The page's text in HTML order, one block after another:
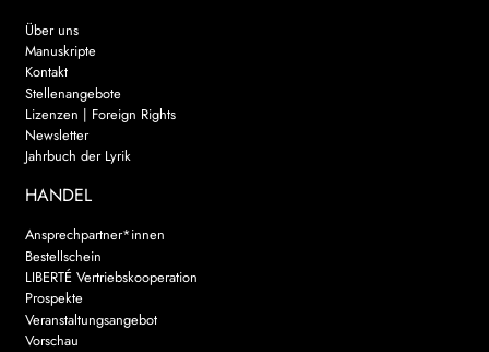
Über uns
Manuskripte
Kontakt
Stellenangebote
Lizenzen | Foreign Rights
Newsletter
Jahrbuch der Lyrik
HANDEL
Ansprechpartner*innen
Bestellschein
LIBERTÉ Vertriebskooperation
Prospekte
Veranstaltungsangebot
Vorschau